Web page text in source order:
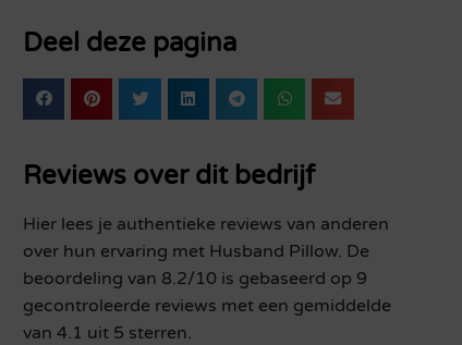
Deel deze pagina
Reviews over dit bedrijf
Hier lees je authentieke reviews van anderen
over hun ervaring met Husband Pillow. De
beoordeling van 8.2/10 is gebaseerd op 9
gecontroleerde reviews met een gemiddelde
van 4.1 uit 5 sterren.